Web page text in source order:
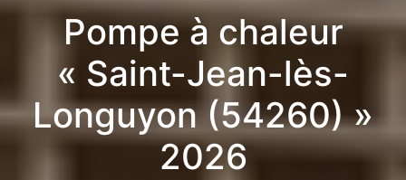
Pompe à chaleur
« Saint-Jean-lès-
Longuyon (54260) »
2026